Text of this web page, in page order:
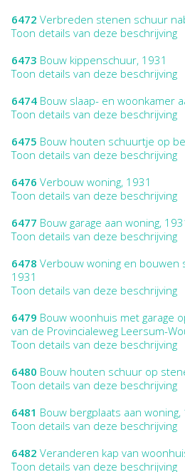
6472 Verbreden stenen schuur
Toon details van deze beschrijving
6473 Bouw kippenschuur, 1931
Toon details van deze beschrijving
6474 Bouw slaap- en woonkamer
Toon details van deze beschrijving
6475 Bouw houten schuurtje op
Toon details van deze beschrijving
6476 Verbouw woning, 1931
Toon details van deze beschrijving
6477 Bouw garage aan woning,
Toon details van deze beschrijving
6478 Verbouw woning en bouwen
1931
Toon details van deze beschrijving
6479 Bouw woonhuis met garage
van de Provincialeweg Leersum-
Toon details van deze beschrijving
6480 Bouw houten schuur op
Toon details van deze beschrijving
6481 Bouw bergplaats aan woning,
Toon details van deze beschrijving
6482 Veranderen kap van
Toon details van deze beschrijving